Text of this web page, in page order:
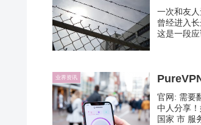
一次和友
曾经进入
这是一段
业界资讯
官网: 需要
中人分享
国家 市 服